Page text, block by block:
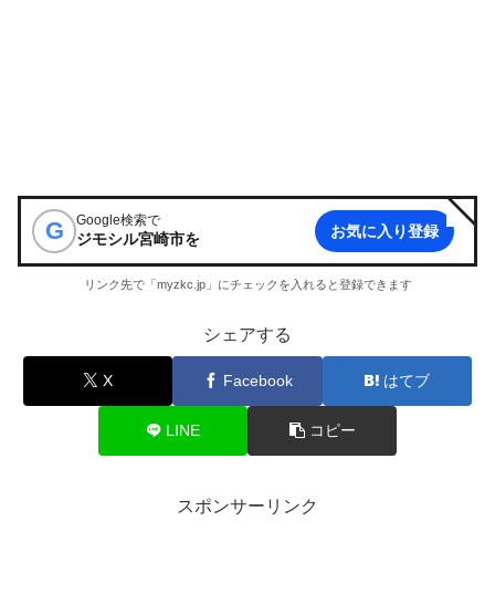
G Google検索で
ジモシル宮崎市を お気に入り登録
リンク先で「myzkc.jp」にチェックを入れると登録できます
シェアする
X Facebook はてブ
LINE コピー
スポンサーリンク